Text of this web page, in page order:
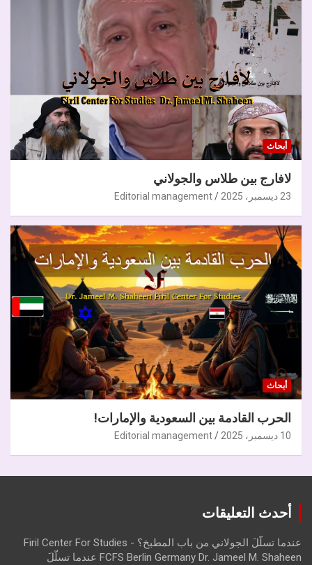
أبحاث
لافارج بين طلاس والجولاني
23 ديسمبر، 2025 Editorial management
أبحاث
الحرب القادمة بين السعودية والإمارات!
10 ديسمبر، 2025 Editorial management
أحدث التعليقات
عندما تسلّلَ الجولاني من باب المطبخ؟ - Firil Center For Studies
FCFS Berlin Germany Dr. Jameel M. Shaheen عندما تسلّلَ